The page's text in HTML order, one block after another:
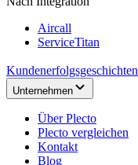
Aircall
ServiceTitan
Kundenerfolgsgeschichten
Unternehmen
Über Plecto
Plecto vergleichen
Kontakt
Blog